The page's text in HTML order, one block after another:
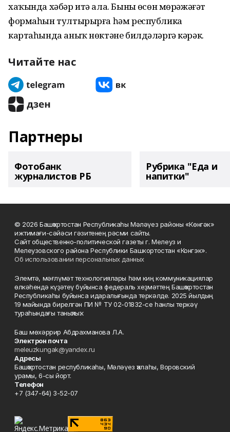
хаҡында хәбәр итә ала. Бының өсөн мөрәжәғәт
формаһын тултырырға һәм республика
картаһында аныҡ нөктәне билдәләргә кәрәк.
Читайте нас
Партнеры
Фотобанк
журналистов РБ
Рубрика "Еда и
напитки"
© 2026 Башҡортостан Республикаһы Мәләүез районы «Көнгәк»
ижтимағи-сәйәси гәзитенең рәсми сайты.
Сайт общественно-политической газеты г. Мелеуз и
Мелеузовского района Республики Башкортостан «Конгэк».
Об использовании персональных данных
Элемтә, мәғлүмәт технологиялары һәм киң коммуникациялар
өлкәһендә күҙәтеү буйынса федераль хеҙмәттең Башҡортостан
Республикаһы буйынса идаралығында теркәлде. 2025 йылдың
19 майында бирелгән ПИ № ТУ 02-01832-се һанлы теркәү
тураһындағы таныҡлыҡ.
Баш мөхәррир Абдрахманова Л.А.
Электрон почта
meleuzkungak@yandex.ru
Адресы
Башҡортостан республикаһы, Мәләүез ҡалаһы, Воровский
урамы, 6-сы йорт.
Телефон
+7 (347-64) 3-52-07